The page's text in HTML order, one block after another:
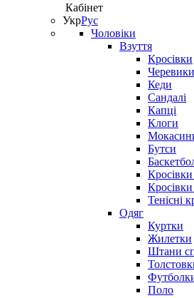
Кабінет
УкрРус
Чоловіки
Взуття
Кросівки
Черевики
Кеди
Сандалі
Капці
Клоги
Бутси
Кросівки
Тенісні
Одяг
Куртки
Жилетки
Штани
Поло